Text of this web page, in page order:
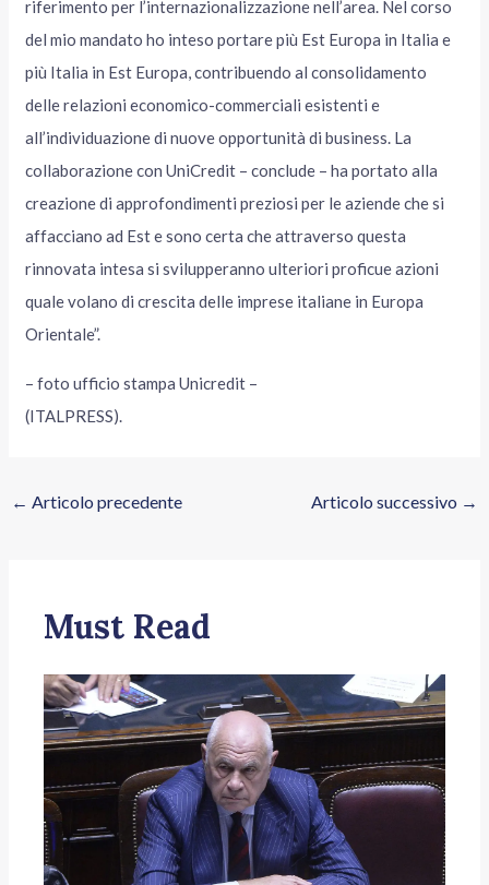
riferimento per l’internazionalizzazione nell’area. Nel corso
del mio mandato ho inteso portare più Est Europa in Italia e
più Italia in Est Europa, contribuendo al consolidamento
delle relazioni economico-commerciali esistenti e
all’individuazione di nuove opportunità di business. La
collaborazione con UniCredit – conclude – ha portato alla
creazione di approfondimenti preziosi per le aziende che si
affacciano ad Est e sono certa che attraverso questa
rinnovata intesa si svilupperanno ulteriori proficue azioni
quale volano di crescita delle imprese italiane in Europa
Orientale”.
– foto ufficio stampa Unicredit –
(ITALPRESS).
← Articolo precedente Articolo successivo →
Must Read